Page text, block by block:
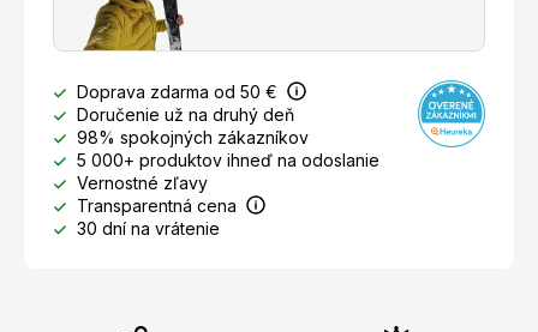
Doprava zdarma od 50 €
Doručenie už na druhý deň
98% spokojných zákazníkov
5 000+ produktov ihneď na odoslanie
Vernostné zľavy
Transparentná cena
30 dní na vrátenie